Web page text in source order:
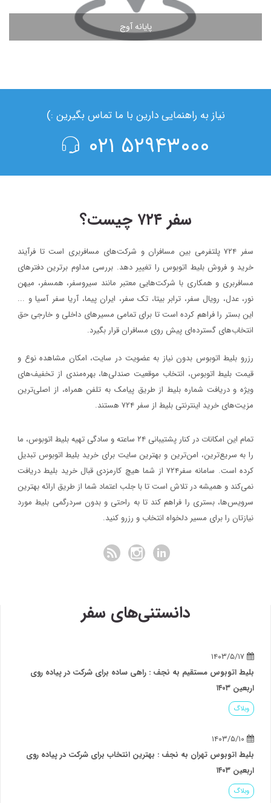
پایانه آوج
مشاهده ادامه مطلب
نیاز به راهنمایی دارین با ما تماس بگیرین :)
۵۲۹۴۳۰۰۰ ۰۲۱
سفر ۷۲۴ چیست؟
سفر ۷۲۴ پلتفرمی بین مسافران و شرکت‌های مسافربری است تا فرآیند
خرید و فروش بلیط اتوبوس را تغییر دهد. بررسی مداوم برترین دفترهای
مسافربری و همکاری با شرکت‌هایی معتبر مانند سیروسفر، همسفر، میهن‌
نور، عدل، رویال سفر، ترابر بیتا، تک سفر، ایران پیما، آریا سفر آسیا و ...
این بستر را فراهم کرده است تا برای تمامی مسیرهای داخلی و خارجی حق
انتخاب‌های گسترده‌ای پیش روی مسافران قرار بگیرد.
رزرو بلیط اتوبوس بدون نیاز به عضویت در سایت، امکان مشاهده نوع و
قیمت بلیط اتوبوس، انتخاب موقعیت صندلی‌ها، بهره‌مندی از تخفیف‌های
ویژه و دریافت شماره‌ بلیط از طریق پیامک به تلفن همراه، از اصلی‌ترین
مزیت‌های خرید اینترنتی بلیط از سفر ۷۲۴ هستند.
تمام این امکانات در کنار پشتیبانی‌ ۲۴ ساعته و سادگی تهیه بلیط اتوبوس، ما
را به سریع‌ترین، امن‌ترین و بهترین سایت برای خرید بلیط اتوبوس تبدیل
کرده است. سامانه سفر۷۲۴ از شما هیچ کارمزدی قبال خرید بلیط دریافت
نمی‌کند و همیشه در تلاش است تا با جلب اعتماد شما از طریق ارائه بهترین
سرویس‌ها، بستری را فراهم کند تا به راحتی و بدون سردرگمی بلیط مورد
نیازتان را برای مسیر دلخواه انتخاب و رزرو کنید.
دانستنی‌های سفر
بلیط اتوبوس مستقیم به نجف : راهی ساده برای شرکت در پیاده روی
اربعین ۱۴۰۳
وبلاگ
بلیط اتوبوس تهران به نجف : بهترین انتخاب برای شرکت در پیاده روی
اربعین ۱۴۰۳
وبلاگ